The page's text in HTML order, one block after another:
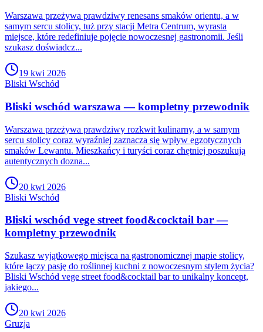
Warszawa przeżywa prawdziwy renesans smaków orientu, a w
samym sercu stolicy, tuż przy stacji Metra Centrum, wyrasta
miejsce, które redefiniuje pojęcie nowoczesnej gastronomii. Jeśli
szukasz doświadcz...
19 kwi 2026
Bliski Wschód
Bliski wschód warszawa — kompletny przewodnik
Warszawa przeżywa prawdziwy rozkwit kulinarny, a w samym
sercu stolicy coraz wyraźniej zaznacza się wpływ egzotycznych
smaków Lewantu. Mieszkańcy i turyści coraz chętniej poszukują
autentycznych dozna...
20 kwi 2026
Bliski Wschód
Bliski wschód vege street food&cocktail bar —
kompletny przewodnik
Szukasz wyjątkowego miejsca na gastronomicznej mapie stolicy,
które łączy pasję do roślinnej kuchni z nowoczesnym stylem życia?
Bliski Wschód vege street food&cocktail bar to unikalny koncept,
jakiego...
20 kwi 2026
Gruzja